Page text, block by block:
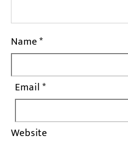
Name*
Email*
Website